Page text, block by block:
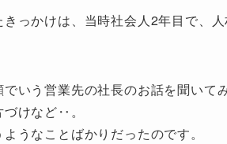
っかけは、当時社会人2年目で、
いう営業先の社長のお話を聞いて
けなど‥。
うなことばかりだったのです。